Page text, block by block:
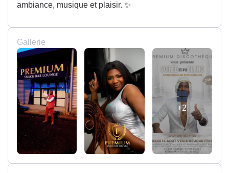
ambiance, musique et plaisir. ✨
Gallerie
+2